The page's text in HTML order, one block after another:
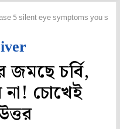
5 silent eye symptoms you
জমছে চর্বি,
না! চোখেই